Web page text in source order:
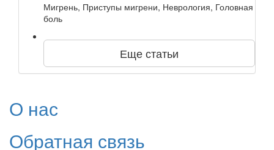
Мигрень, Приступы мигрени, Неврология, Головная
боль
Еще статьи
О нас
Обратная связь